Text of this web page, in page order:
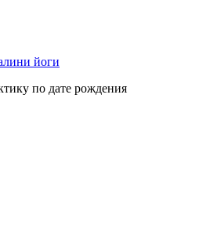
йоги
по дате рождения